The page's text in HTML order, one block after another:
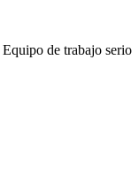
de trabajo serio